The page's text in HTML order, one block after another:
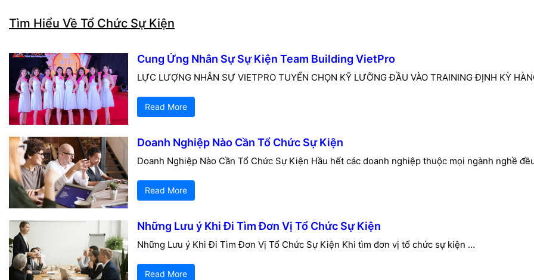
Tìm Hiểu Về Tổ Chức Sự Kiện
Cung Ứng Nhân Sự Sự Kiện Team Building VietPro
LỰC LƯỢNG NHÂN SỰ VIETPRO TUYỂN CHỌN KỸ LƯỠNG ĐẦU VÀO TRAINING ĐỊNH KỲ
Read More
Doanh Nghiệp Nào Cần Tổ Chức Sự Kiện
Doanh Nghiệp Nào Cần Tổ Chức Sự Kiện Hầu hết các doanh nghiệp thuộc mọi ngành nghề
Read More
Những Lưu ý Khi Đi Tìm Đơn Vị Tổ Chức Sự Kiện
Những Lưu ý Khi Đi Tìm Đơn Vị Tổ Chức Sự Kiện Khi tìm đơn vị tổ chức sự kiện …
Read More